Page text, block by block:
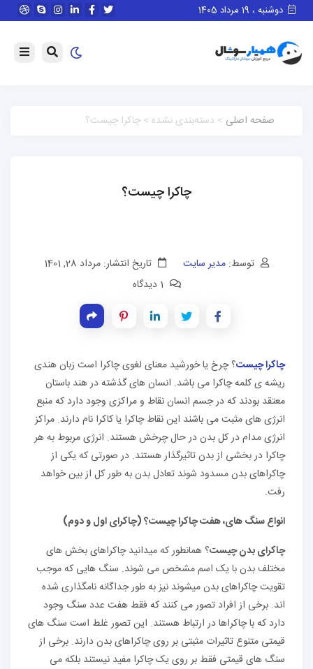
دوشنبه ، 19 مرداد 1405
صفحه اصلی > دسته‌بندی نشده > چاکرا چیست؟
چاکرا چیست؟
توسط: مدیر سایت
تاریخ انتشار: مرداد 28, 1401
چاکرا چیست؟ چرخ یا خورشید معنای لغوی چاکرا است زبان هندی
ریشه ی کلمه چاکرا می باشد. انسان های گذشته در هند باستان
معتقد بودند که در جسم انسان نقاط و مراکزی وجود دارد که منبع
انرژی های مثبت می باشند این نقاط چاکرا یا کاکرا نام دارند. مراکز
انرژی مدام در کل بدن در حال چرخش هستند. انرژی مربوط به هر
چاکرا در بخشی از بدن تاثیرگذار هستند. در صورتی که یکی از
چاکراهای بدن مسدود شوند تعادل بدن به طور کل از بین خواهد
رفت.
انواع سنگ های، هفت چاکرا چیست؟ (چاکرای اول و دوم)
چاکرای بدن چیست؟ همانطور که میدانید چاکراهای بخش های
مختلف بدن با یک اسم مشخص می شوند. سنگ هایی که موجب
تقویت چاکراهای بدن میشوند نیز به طور جداگانه نامگذاری شده
اند. برخی از افراد تصور می کنند که فقط هفت عدد سنگ وجود
دارد که با چاکراها در ارتباط هستند. این تصور غلط است سنگ های
قیمتی متنوع تاثیرات مثبتی بر روی چاکراهای بدن دارند. برخی از
سنگ های قیمتی فقط بر روی یک چاکرا مفید نیستند بلکه می